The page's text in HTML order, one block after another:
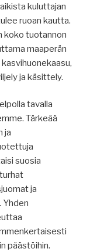
kuluttajan
ruoan kautta.
koko tuotannon
maaperän
ja käsittely.
tavalla
Tärkeää
ja
suosia
ja
Yhden
päästöihin.